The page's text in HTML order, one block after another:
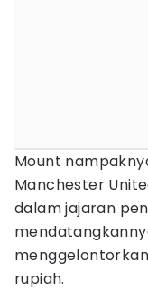
Mount
Manchester
dalam jajaran
rupiah.